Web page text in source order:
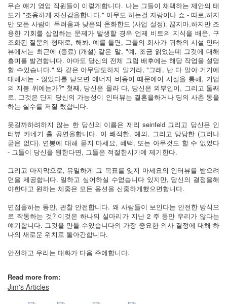
무슨 얘기 영업 직원들이 이렇게합니다. 나는 그들이 채택하는 제안의 태
도가 "조용하게 자신감을합니다." 아무도 하는걸 자랑이나 쇼 - 따로,하지
만 모든 사람이 두려움과 낮은의 온화한도 (사업 설정). 끊지마,하지만 조
용한 기회를 삽입하는 문제가 발생할 경우 언제 비트의 지식을 배운, 구
조화된 질문의 형태로, 해봐. 예를 들면, 그들의 회사가 귀하의 시설 인터
뷰에서는 최근에 (종료) (개설) 같은 말, "예, 조금 읽었는데 그것에 대해
흥미를 발견합니다. 아마도 당신의 전체 그림 배후에는 해당 작업을 설명
할 수있습니다." 와 같은 아무말도하지 말거라, "그래, 난 다 알아 거기에
대해서는 - 않았다를 닫으면 에너지 비용이 때문에이 시설을 통해, 기업
의 지붕 위에는가?" 첫째, 당신은 몰라 다, 당신은 외부인이, 그리고 둘째
로, 그것은 단지 당신의 가능성이 인터뷰는 결혼을하거나 딩의 사촌 동을
하는 실수를 저질 렀합니다.
웃길까하려하지 않는 한 당신의 이름은 제리 seinfeld 그리고 당신은 인
터뷰 카네기 홀 공연을합니다. 이 쾌적한, 예의, 그리고 당당한 (그러나
굳은 없다). 연봉에 대해 묻지 마세요, 혜택, 또는 아무것도 할 수 없었다
- 그들이 당신을 원한다면, 그들은 적절한시기에 제기한다.
그리고 마지막으로, 유일하게 그 목표를 잊지 마세요의 인터뷰를 받으려
면을 제공합니다. 일하고 싶어하실 수없습니다 있지만, 당신의 결정을해
야한다고 원하는 체중은 모든 옵션을 신중하게했으면합니다.
면접을하는 동안, 관찰 안전합니다. 왜 사람들이 보인다는 안전한 방식으
로 작동하는 것? 이것은 하나의 실마리가 지난 2 주 동안 우리가 않다는
얘기합니다. 그것을 만들 수있습니다의 가장 중요한 의사 결정에 대해 하
나의 새로운 위치로 돌아간합니다.
안전하고 우리는 대화가 다음 주에합니다.
Read more from:
Jim's Articles